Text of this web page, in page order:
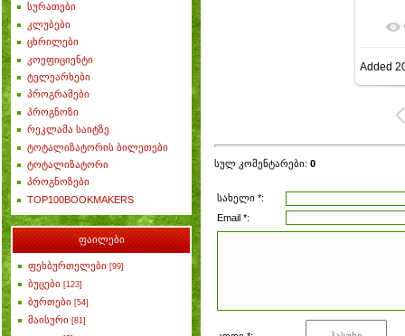
სურათები
კლუბები
ცხრილები
კოეფიციენტი
ტელეარხები
პროგრამები
პროგნოზი
რეკლამა საიტზე
ტოტალიზატორის ბილეთები
ტოტალიზატორი
პროგნოზები
TOP100BOOKMAKERS
ფაილები
ფეხბურთელები [99]
ბუცები [123]
ბურთები [54]
მაისური [81]
Added
სულ კომენტარები: 0
სახელი *:
Email *: